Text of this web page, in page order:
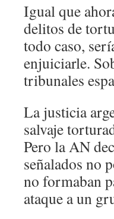
Igual que
delitos de
todo caso,
enjuiciarle.
tribunales
La justicia
salvaje
Pero la AN
señalados no
no formaban
ataque a un